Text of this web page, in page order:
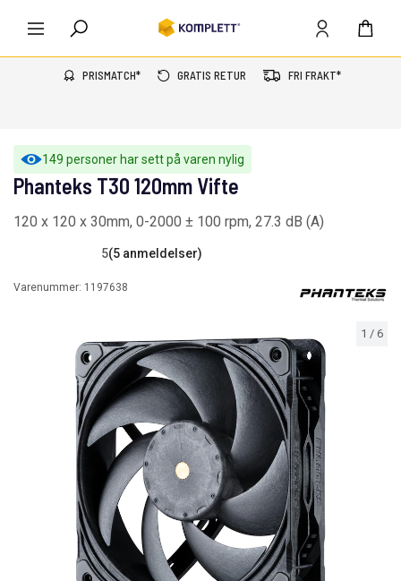
PRISMATCH* GRATIS RETUR FRI FRAKT*
149 personer har sett på varen nylig
1 / 6
Phanteks T30 120mm Vifte
120 x 120 x 30mm, 0-2000 ± 100 rpm, 27.3 dB (A)
5(5 anmeldelser)
Varenummer: 1197638